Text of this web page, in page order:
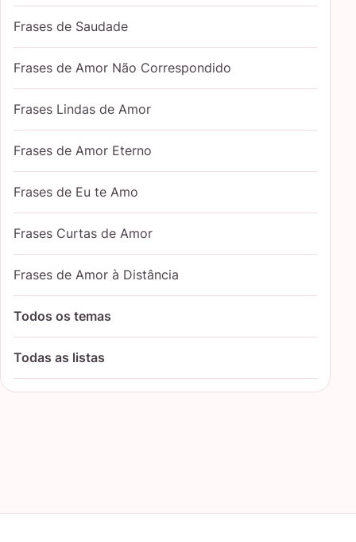
Frases de Saudade
Frases de Amor Não Correspondido
Frases Lindas de Amor
Frases de Amor Eterno
Frases de Eu te Amo
Frases Curtas de Amor
Frases de Amor à Distância
Todos os temas
Todas as listas